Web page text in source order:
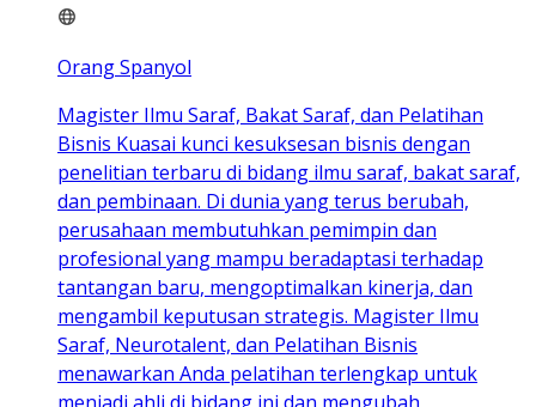
Orang Spanyol
Magister Ilmu Saraf, Bakat Saraf, dan Pelatihan
Bisnis Kuasai kunci kesuksesan bisnis dengan
penelitian terbaru di bidang ilmu saraf, bakat saraf,
dan pembinaan. Di dunia yang terus berubah,
perusahaan membutuhkan pemimpin dan
profesional yang mampu beradaptasi terhadap
tantangan baru, mengoptimalkan kinerja, dan
mengambil keputusan strategis. Magister Ilmu
Saraf, Neurotalent, dan Pelatihan Bisnis
menawarkan Anda pelatihan terlengkap untuk